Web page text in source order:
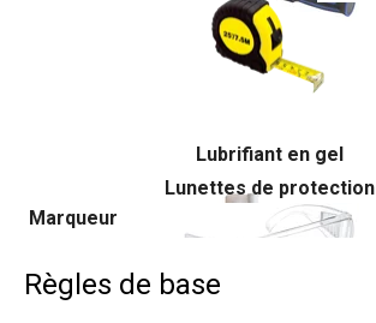
Lubrifiant en gel
Lunettes de protection
Marqueur
Règles de base